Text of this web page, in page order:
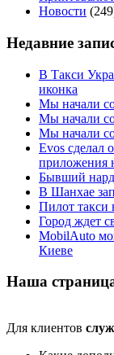
Новости
Недавние
В Такси
иконка
Мы начали
Мы начали
Мы начали
Evos сделал
приложения
Бывший
В Шанхае
Пилот такси
Город ждет
MobilAuto
Киеве
Наша
Для клиентов